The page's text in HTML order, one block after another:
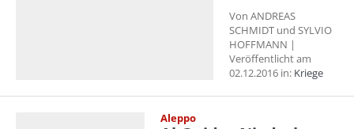
Von ANDREAS
SCHMIDT und SYLVIO
HOFFMANN |
Veröffentlicht am
02.12.2016 in: Kriege
Aleppo